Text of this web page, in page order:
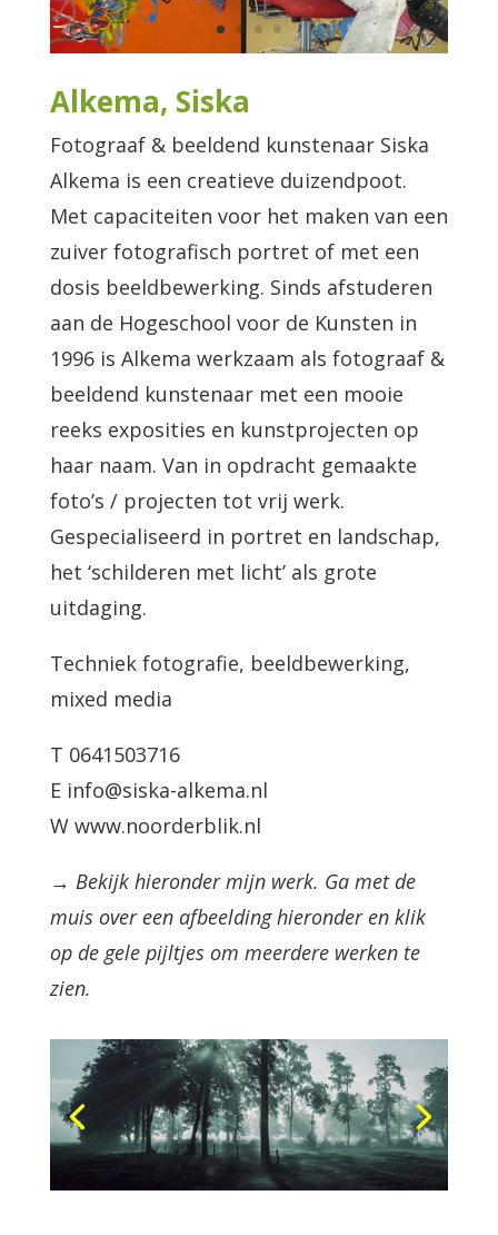
Alkema, Siska
Fotograaf & beeldend kunstenaar Siska
Alkema is een creatieve duizendpoot.
Met capaciteiten voor het maken van een
zuiver fotografisch portret of met een
dosis beeldbewerking. Sinds afstuderen
aan de Hogeschool voor de Kunsten in
1996 is Alkema werkzaam als fotograaf &
beeldend kunstenaar met een mooie
reeks exposities en kunstprojecten op
haar naam. Van in opdracht gemaakte
foto’s / projecten tot vrij werk.
Gespecialiseerd in portret en landschap,
het ‘schilderen met licht’ als grote
uitdaging.
Techniek fotografie, beeldbewerking,
mixed media
T 0641503716
E info@siska-alkema.nl
W www.noorderblik.nl
→ Bekijk hieronder mijn werk. Ga met de
muis over een afbeelding hieronder en klik
op de gele pijltjes om meerdere werken te
zien.